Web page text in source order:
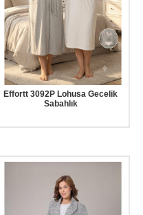
Effortt 3092P Lohusa Gecelik
Sabahlık